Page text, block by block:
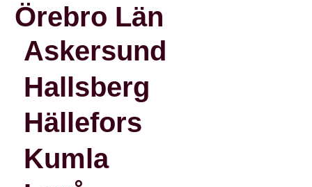
Örebro Län
Askersund
Hallsberg
Hällefors
Kumla